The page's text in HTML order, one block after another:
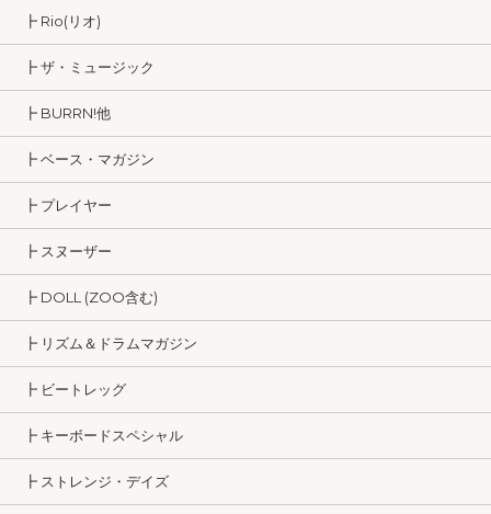
┣ Rio(リオ)
┣ ザ・ミュージック
┣ BURRN!他
┣ ベース・マガジン
┣ プレイヤー
┣ スヌーザー
┣ DOLL (ZOO含む)
┣ リズム＆ドラムマガジン
┣ ビートレッグ
┣ キーボードスペシャル
┣ ストレンジ・デイズ